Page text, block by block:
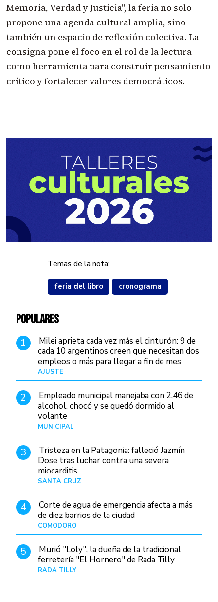
Memoria, Verdad y Justicia", la feria no solo
propone una agenda cultural amplia, sino
también un espacio de reflexión colectiva. La
consigna pone el foco en el rol de la lectura
como herramienta para construir pensamiento
crítico y fortalecer valores democráticos.
Temas de la nota:
feria del libro cronograma
POPULARES
1
Milei aprieta cada vez más el cinturón: 9 de
cada 10 argentinos creen que necesitan dos
empleos o más para llegar a fin de mes
AJUSTE
2
Empleado municipal manejaba con 2,46 de
alcohol, chocó y se quedó dormido al
volante
MUNICIPAL
3
Tristeza en la Patagonia: falleció Jazmín
Dose tras luchar contra una severa
miocarditis
SANTA CRUZ
4
Corte de agua de emergencia afecta a más
de diez barrios de la ciudad
COMODORO
5
Murió "Loly", la dueña de la tradicional
ferretería "El Hornero" de Rada Tilly
RADA TILLY